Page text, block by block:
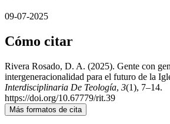
09-07-2025
Cómo citar
Rivera Rosado, D. A. (2025). Gente con
intergeneracionalidad para el futuro de la
Interdisciplinaria De Teología, 3(1), 7–14.
https://doi.org/10.67779/rit.39
Más formatos de cita